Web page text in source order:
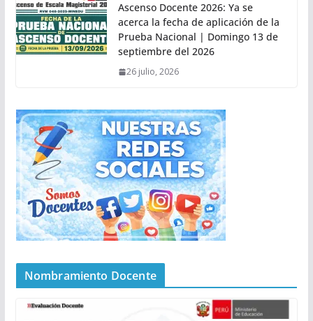
Ascenso Docente 2026: Ya se
acerca la fecha de aplicación de la
Prueba Nacional | Domingo 13 de
septiembre del 2026
26 julio, 2026
Nombramiento Docente